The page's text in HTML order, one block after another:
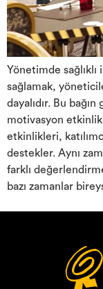
Yönetimde
sağlamak,
dayalıdır. Bu
motivasyon
etkinlikleri,
destekler. Aynı
farklı
bazı zamanlar